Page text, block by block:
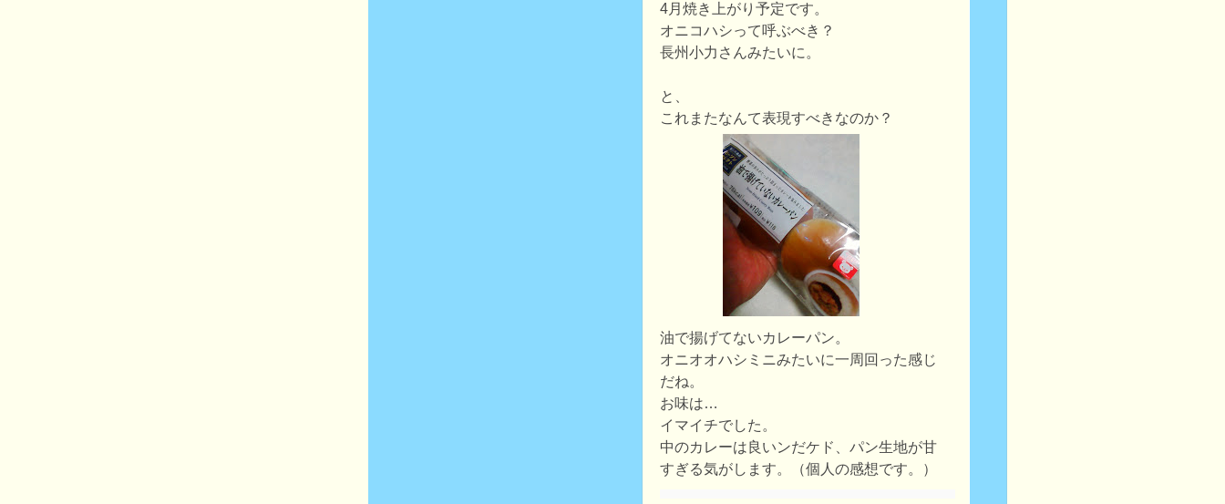
4月焼き上がり予定です。
オニコハシって呼ぶべき？
長州小力さんみたいに。
と、
これまたなんて表現すべきなのか？
油で揚げてないカレーパン。
オニオオハシミニみたいに一周回った感じ
だね。
お味は…
イマイチでした。
中のカレーは良いンだケド、パン生地が甘
すぎる気がします。（個人の感想です。）